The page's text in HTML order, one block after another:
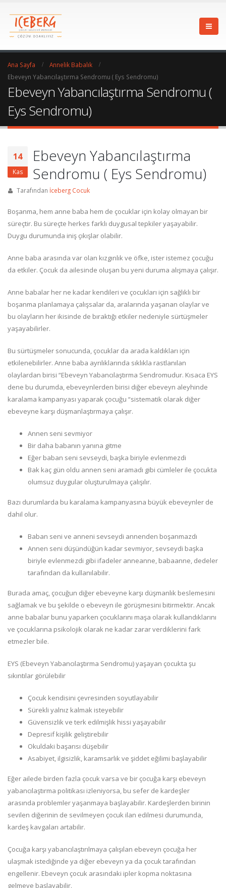
Ana Sayfa
Annelik Babalık
Ebeveyn Yabancılaştırma Sendromu ( Eys Sendromu)
Ebeveyn Yabancılaştırma Sendromu (
Eys Sendromu)
14
Kas
Ebeveyn Yabancılaştırma
Sendromu ( Eys Sendromu)
Tarafından İceberg Cocuk
Boşanma, hem anne baba hem de çocuklar için kolay olmayan bir
süreçtir. Bu süreçte herkes farklı duygusal tepkiler yaşayabilir.
Duygu durumunda iniş çıkışlar olabilir.
Anne baba arasında var olan kızgınlık ve öfke, ister istemez çocuğu
da etkiler. Çocuk da ailesinde oluşan bu yeni duruma alışmaya çalışır.
Anne babalar her ne kadar kendileri ve çocukları için sağlıklı bir
boşanma planlamaya çalışsalar da, aralarında yaşanan olaylar ve
bu olayların her ikisinde de bıraktığı etkiler nedeniyle sürtüşmeler
yaşayabilirler.
Bu sürtüşmeler sonucunda, çocuklar da arada kaldıkları için
etkilenebilirler. Anne baba ayrılıklarında sıklıkla rastlanılan
olaylardan birisi “Ebeveyn Yabancılaştırma Sendromudur. Kısaca EYS
dene bu durumda, ebeveynlerden birisi diğer ebeveyn aleyhinde
karalama kampanyası yaparak çocuğu “sistematik olarak diğer
ebeveyne karşı düşmanlaştırmaya çalışır.
Annen seni sevmiyor
Bir daha babanın yanına gitme
Eğer baban seni sevseydi, başka biriyle evlenmezdi
Bak kaç gün oldu annen seni aramadı gibi cümleler ile çocukta
olumsuz duygular oluşturulmaya çalışılır.
Bazı durumlarda bu karalama kampanyasına büyük ebeveynler de
dahil olur.
Baban seni ve anneni sevseydi annenden boşanmazdı
Annen seni düşündüğün kadar sevmiyor, sevseydi başka
biriyle evlenmezdi gibi ifadeler anneanne, babaanne, dedeler
tarafından da kullanılabilir.
Burada amaç, çocuğun diğer ebeveyne karşı düşmanlık beslemesini
sağlamak ve bu şekilde o ebeveyn ile görüşmesini bitirmektir. Ancak
anne babalar bunu yaparken çocuklarını maşa olarak kullandıklarını
ve çocuklarına psikolojik olarak ne kadar zarar verdiklerini fark
etmezler bile.
EYS (Ebeveyn Yabancılaştırma Sendromu) yaşayan çocukta şu
sıkıntılar görülebilir
Çocuk kendisini çevresinden soyutlayabilir
Sürekli yalnız kalmak isteyebilir
Güvensizlik ve terk edilmişlik hissi yaşayabilir
Depresif kişilik geliştirebilir
Okuldaki başarısı düşebilir
Asabiyet, ilgisizlik, karamsarlık ve şiddet eğilimi başlayabilir
Eğer ailede birden fazla çocuk varsa ve bir çocuğa karşı ebeveyn
yabancılaştırma politikası izleniyorsa, bu sefer de kardeşler
arasında problemler yaşanmaya başlayabilir. Kardeşlerden birinin
sevilen diğerinin de sevilmeyen çocuk ilan edilmesi durumunda,
kardeş kavgaları artabilir.
Çocuğa karşı yabancılaştırılmaya çalışılan ebeveyn çocuğa her
ulaşmak istediğinde ya diğer ebeveyn ya da çocuk tarafından
engellenir. Ebeveyn çocuk arasındaki ipler kopma noktasına
gelmeye başlayabilir.